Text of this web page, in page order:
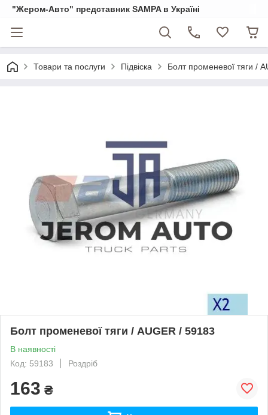
"Жером-Авто" представник SAMPA в Україні
Товари та послуги Підвіска Болт променевої тяги /
Болт променевої тяги / AUGER / 59183
В наявності
Код: 59183
Роздріб
163 ₴